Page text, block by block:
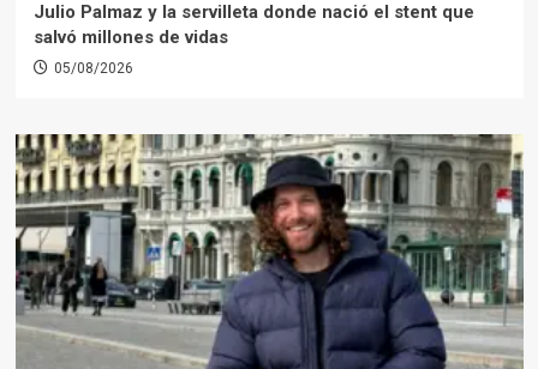
Julio Palmaz y la servilleta donde nació el stent que
salvó millones de vidas
05/08/2026